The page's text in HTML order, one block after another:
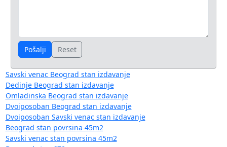
Pošalji Reset
Savski venac Beograd stan izdavanje
Dedinje Beograd stan izdavanje
Omladinska Beograd stan izdavanje
Dvoiposoban Beograd stan izdavanje
Dvoiposoban Savski venac stan izdavanje
Beograd stan povrsina 45m2
Savski venac stan povrsina 45m2